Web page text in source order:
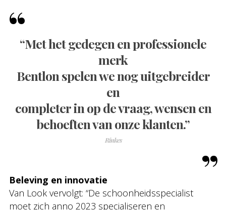
“Met het gedegen en professionele
merk
Bentlon spelen we nog uitgebreider
en
completer in op de vraag, wensen en
behoeften van onze klanten.”
Rinkes
Beleving en innovatie
Van Look vervolgt: “De schoonheidsspecialist
moet zich anno 2023 specialiseren en